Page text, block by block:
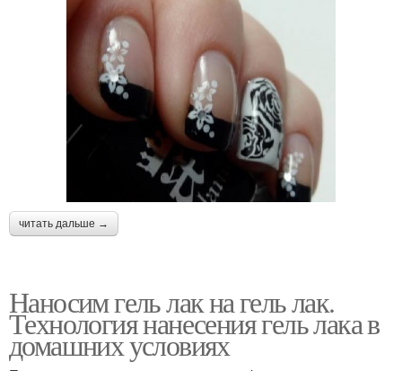
читать дальше →
Наносим гель лак на гель лак.
Технология нанесения гель лака в
домашних условиях